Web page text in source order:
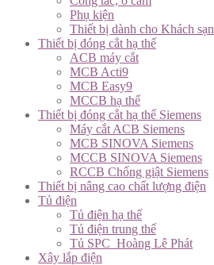
Phụ kiện
Thiết bị dành cho Khách sạn
Thiết bị đóng cắt hạ thế
ACB máy cắt
MCB Acti9
MCB Easy9
MCCB hạ thế
Thiết bị đóng cắt hạ thế Siemens
Máy cắt ACB Siemens
MCB SINOVA Siemens
MCCB SINOVA Siemens
RCCB Chống giật Siemens
Thiết bị nâng cao chất lượng điện
Tủ điện
Tủ điện hạ thế
Tủ điện trung thế
Tủ SPC_Hoàng Lê Phát
Xây lắp điện